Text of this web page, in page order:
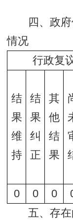
四、政
情况
行政复
结
果
维
持
结
果
纠
正
其
他
结
果
0
0 0
五、存